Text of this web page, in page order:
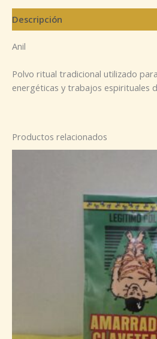
Descripción
Anil
Polvo ritual tradicional utilizado
energéticas y trabajos espirituales
Productos relacionados